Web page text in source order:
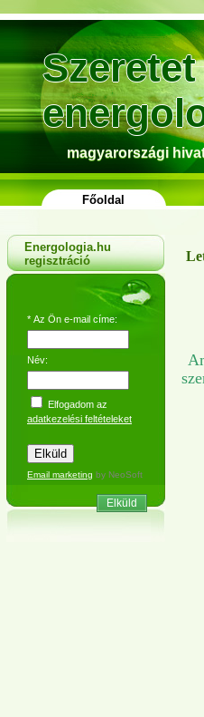
Főoldal
magyarországi
Energologia.hu
regisztráció
* Az Ön e-mail címe:
Név:
Elfogadom az
adatkezelési feltételeket
Email marketing by NeoSoft
Elküld